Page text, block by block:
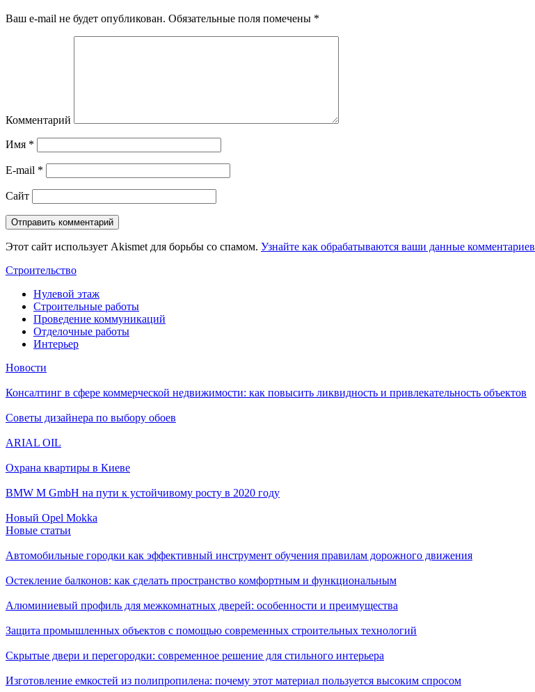
Ваш e-mail не будет опубликован. Обязательные поля помечены *
Комментарий
Имя *
E-mail *
Сайт
Этот сайт использует Akismet для борьбы со спамом. Узнайте как обрабатываются ваши данные комментариев
Строительство
Нулевой этаж
Строительные работы
Проведение коммуникаций
Отделочные работы
Интерьер
Новости
Консалтинг в сфере коммерческой недвижимости: как повысить ликвидность и привлекательность объектов
Советы дизайнера по выбору обоев
ARIAL OIL
Охрана квартиры в Киеве
BMW M GmbH на пути к устойчивому росту в 2020 году
Новый Opel Mokka
Новые статьи
Автомобильные городки как эффективный инструмент обучения правилам дорожного движения
Остекление балконов: как сделать пространство комфортным и функциональным
Алюминиевый профиль для межкомнатных дверей: особенности и преимущества
Защита промышленных объектов с помощью современных строительных технологий
Скрытые двери и перегородки: современное решение для стильного интерьера
Изготовление емкостей из полипропилена: почему этот материал пользуется высоким спросом